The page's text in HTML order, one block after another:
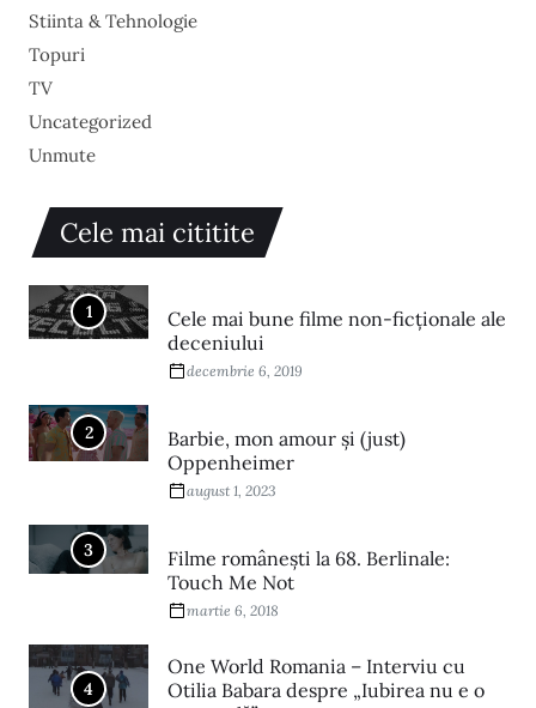
Stiinta & Tehnologie
Topuri
TV
Uncategorized
Unmute
Cele mai cititite
1
Cele mai bune filme non-ficționale ale
deceniului
decembrie 6, 2019
2
Barbie, mon amour și (just)
Oppenheimer
august 1, 2023
3
Filme româneşti la 68. Berlinale:
Touch Me Not
martie 6, 2018
4
One World Romania – Interviu cu
Otilia Babara despre „Iubirea nu e o